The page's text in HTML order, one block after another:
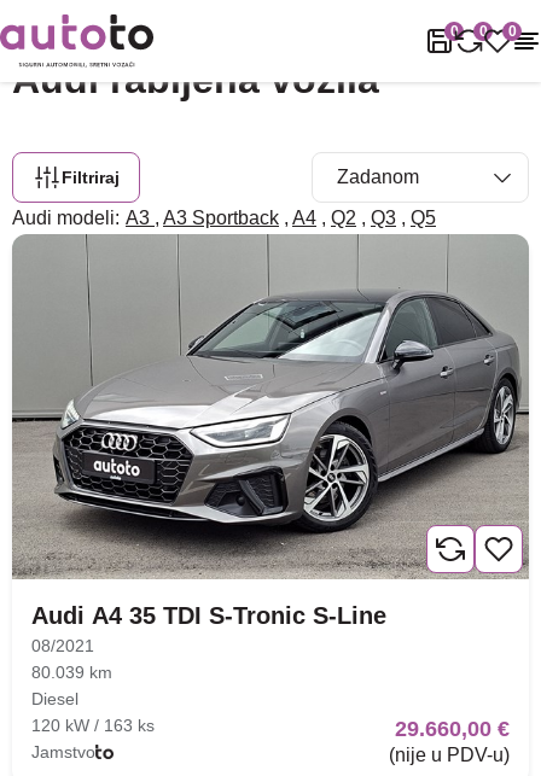
0 0 0
Naslovnica Rabljena vozila
Audi rabljena vozila
Audi modeli: A3 , A3 Sportback , A4 , Q2 , Q3 , Q5
Filtriraj
Audi A4 35 TDI S-Tronic S-Line
08/2021
80.039 km
Diesel
120 kW / 163 ks
Jamstvo
29.660,00 €
(nije u PDV-u)